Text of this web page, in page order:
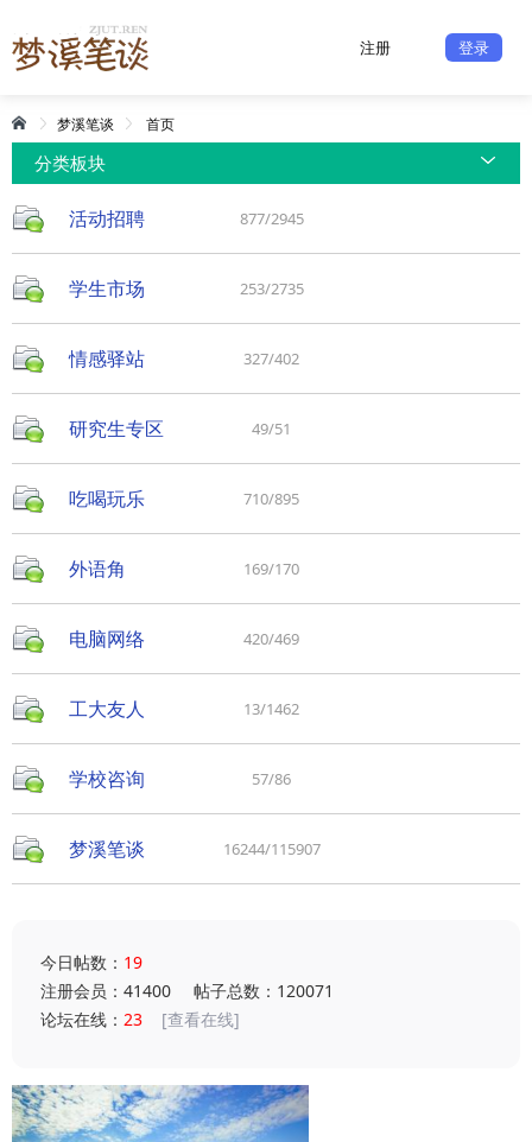
注册 登录
梦溪笔谈 首页
分类板块
活动招聘 877/2945
学生市场 253/2735
情感驿站 327/402
研究生专区 49/51
吃喝玩乐 710/895
外语角 169/170
电脑网络 420/469
工大友人 13/1462
学校咨询 57/86
梦溪笔谈 16244/115907
今日帖数： 19
注册会员：41400
帖子总数：120071
论坛在线： 23 [查看在线]